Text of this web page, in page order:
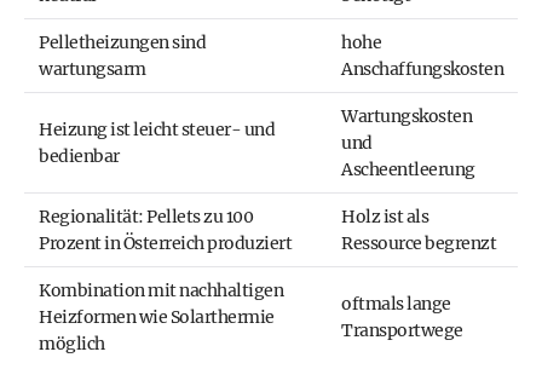
Pelletheizungen sind
wartungsarm
hohe
Anschaffungskosten
Heizung ist leicht steuer- und
bedienbar
Wartungskosten
und
Ascheentleerung
Regionalität: Pellets zu 100
Prozent in Österreich produziert
Holz ist als
Ressource begrenzt
Kombination mit nachhaltigen
Heizformen wie Solarthermie
möglich
oftmals lange
Transportwege